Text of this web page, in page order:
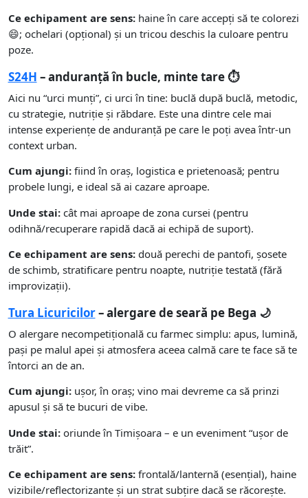
Ce echipament are sens:haine în care accepți să te colorezi
😄; ochelari (opțional) și un tricou deschis la culoare pentru
poze.
S24H – anduranță în bucle, minte tare ⏱️
Aici nu “urci munți”, ci urci în tine: buclă după buclă, metodic,
cu strategie, nutriție și răbdare. Este una dintre cele mai
intense experiențe de anduranță pe care le poți avea într-un
context urban.
Cum ajungi:fiind în oraș, logistica e prietenoasă; pentru
probele lungi, e ideal să ai cazare aproape.
Unde stai:cât mai aproape de zona cursei (pentru
odihnă/recuperare rapidă dacă ai echipă de suport).
Ce echipament are sens:două perechi de pantofi, șosete
de schimb, stratificare pentru noapte, nutriție testată (fără
improvizații).
Tura Licuricilor– alergare de seară pe Bega 🌙
O alergare necompetițională cu farmec simplu: apus, lumină,
pași pe malul apei și atmosfera aceea calmă care te face să te
întorci an de an.
Cum ajungi:ușor, în oraș; vino mai devreme ca să prinzi
apusul și să te bucuri de vibe.
Unde stai:oriunde în Timișoara – e un eveniment “ușor de
trăit”.
Ce echipament are sens:frontală/lanternă (esențial), haine
vizibile/reflectorizante și un strat subțire dacă se răcorește.